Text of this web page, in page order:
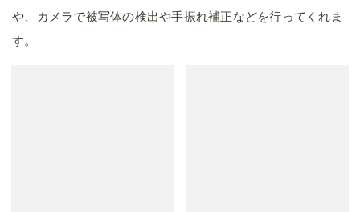
や、カメラで被写体の検出や手振れ補正などを行ってくれま
す。